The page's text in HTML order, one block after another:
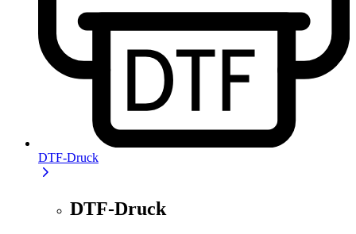
DTF-Druck
DTF-Druck